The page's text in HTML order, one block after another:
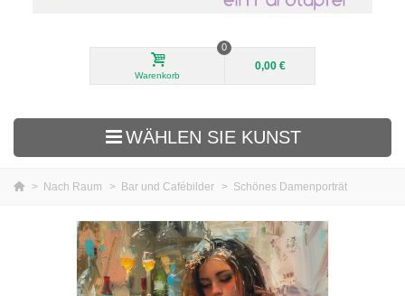
Warenkorb
0
0,00 €
WÄHLEN SIE KUNST
Landschaftsbilder
Blumenbilder
> Nach Raum > Bar und Cafébilder > Schönes Damenporträt